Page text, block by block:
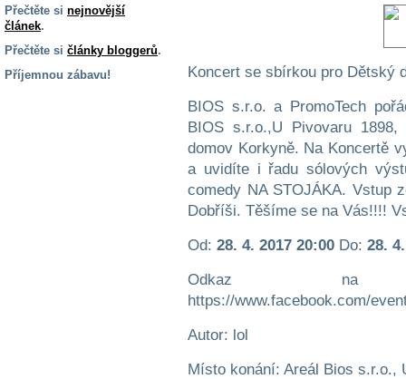
Přečtěte si nejnovější
článek.
Přečtěte si články bloggerů.
Příjemnou zábavu!
Koncert se sbírkou pro Dětský
BIOS s.r.o. a PromoTech
BIOS s.r.o.,U Pivovaru
domov Korkyně. Na Koncertě
a uvidíte i řadu sólových
comedy NA STOJÁKA. Vstup
Dobříši. Těšíme se na Vás!!!!
Od: 28. 4. 2017 20:00 Do: 28.
Odkaz na
https://www.facebook.com/
Autor: lol
Místo konání: Areál Bios s.r.o.,